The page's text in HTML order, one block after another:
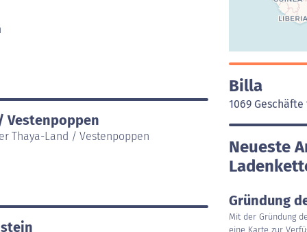
Vestenpoppen
Thaya-Land / Vestenpoppen
Billa
1069
Neueste
Gründung
Mit der Gründung
eine Karte zur